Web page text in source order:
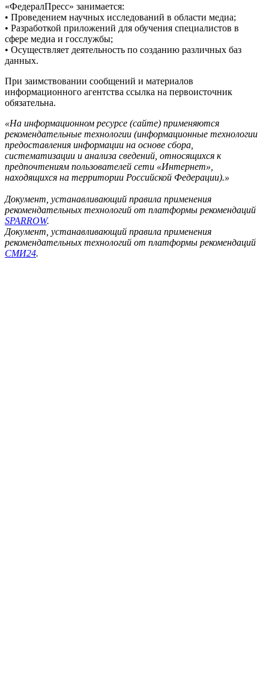
«ФедералПресс» занимается:
• Проведением научных исследований в области медиа;
• Разработкой приложений для обучения специалистов в
сфере медиа и госслужбы;
• Осуществляет деятельность по созданию различных баз
данных.
При заимствовании сообщений и материалов
информационного агентства ссылка на первоисточник
обязательна.
«На информационном ресурсе (сайте) применяются
рекомендательные технологии (информационные технологии
предоставления информации на основе сбора,
систематизации и анализа сведений, относящихся к
предпочтениям пользователей сети «Интернет»,
находящихся на территории Российской Федерации).»
Документ, устанавливающий правила применения
рекомендательных технологий от платформы рекомендаций
SPARROW.
Документ, устанавливающий правила применения
рекомендательных технологий от платформы рекомендаций
СМИ24.